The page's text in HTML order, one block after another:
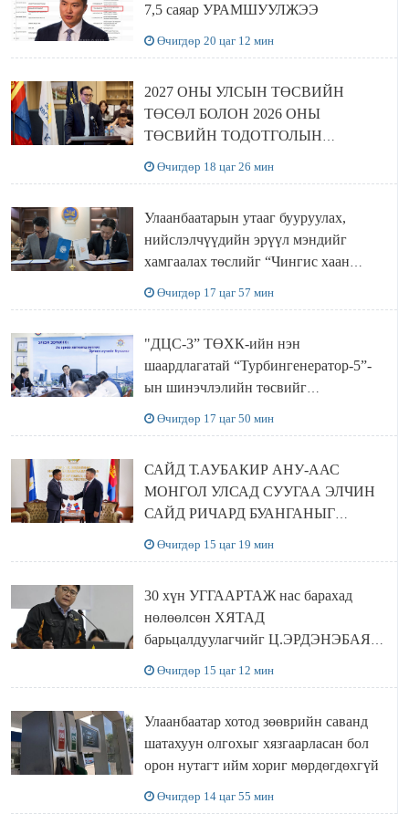
7,5 саяар УРАМШУУЛЖЭЭ
Өчигдөр 20 цаг 12 мин
2027 ОНЫ УЛСЫН ТӨСВИЙН
ТӨСӨЛ БОЛОН 2026 ОНЫ
ТӨСВИЙН ТОДОТГОЛЫН
Өчигдөр 18 цаг 26 мин
Улаанбаатарын утааг бууруулах,
нийслэлчүүдийн эрүүл мэндийг
хамгаалах төслийг “Чингис хаан
Өчигдөр 17 цаг 57 мин
"ДЦС-3” ТӨХК-ийн нэн
шаардлагатай “Турбингенератор-5”-
ын шинэчлэлийн төсвийг
Өчигдөр 17 цаг 50 мин
САЙД Т.АУБАКИР АНУ-ААС
МОНГОЛ УЛСАД СУУГАА ЭЛЧИН
САЙД РИЧАРД БУАНГАНЫГ
Өчигдөр 15 цаг 19 мин
30 хүн УГГААРТАЖ нас барахад
нөлөөлсөн ХЯТАД
барьцалдуулагчийг Ц.ЭРДЭНЭБАЯР
Өчигдөр 15 цаг 12 мин
Улаанбаатар хотод зөөврийн саванд
шатахуун олгохыг хязгаарласан бол
орон нутагт ийм хориг мөрдөгдөхгүй
Өчигдөр 14 цаг 55 мин